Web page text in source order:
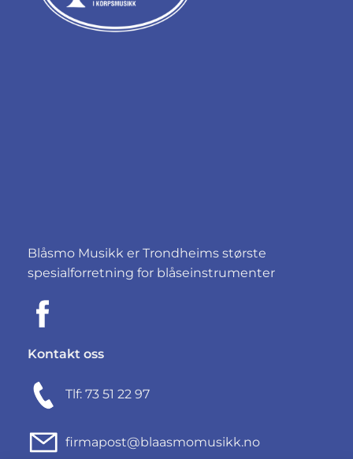
Blåsmo Musikk er Trondheims største
spesialforretning for blåseinstrumenter
Kontakt oss
Tlf: 73 51 22 97
firmapost@blaasmomusikk.no